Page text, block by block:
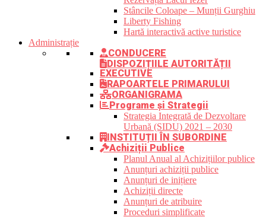
Stâncile Coloape – Munții Gurghiu
Liberty Fishing
Hartă interactivă active turistice
Administrație
CONDUCERE
DISPOZIȚIILE AUTORITĂȚII
EXECUTIVE
RAPOARTELE PRIMARULUI
ORGANIGRAMA
Programe și Strategii
Strategia Integrată de Dezvoltare
Urbană (SIDU) 2021 – 2030
INSTITUȚII ÎN SUBORDINE
Achiziții Publice
Planul Anual al Achizițiilor publice
Anunțuri achiziții publice
Anunțuri de inițiere
Achiziții directe
Anunțuri de atribuire
Proceduri simplificate